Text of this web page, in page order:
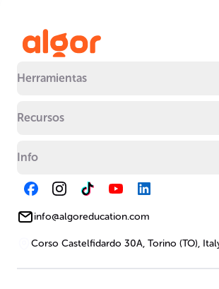
Herramientas
Recursos
Info
info@algoreducation.com
Corso Castelfidardo 30A, Torino (TO),